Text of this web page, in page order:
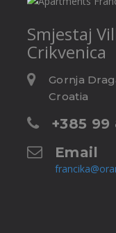
Smjestaj
Crikvenica
Gornja
Croatia
+385 99
Email